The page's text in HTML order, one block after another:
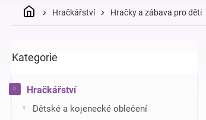
DomůHračkářství Hračky a zábava pro děti
o
t
r
Přeskočit
Kategorie
Hračkářství
Dětské a kojenecké oblečení